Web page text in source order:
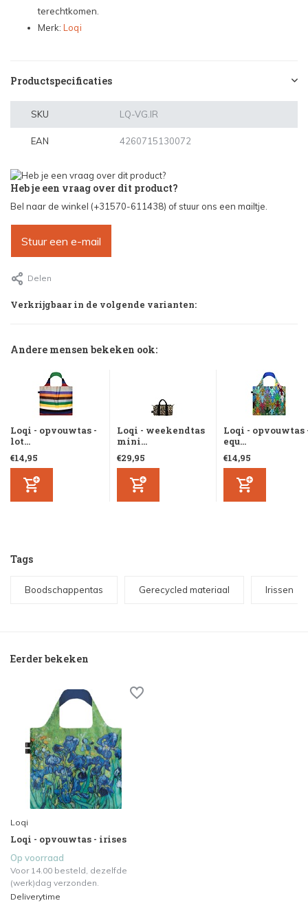
terechtkomen.
Merk: Loqi
Productspecificaties
SKU LQ-VG.IR
EAN 4260715130072
Heb je een vraag over dit product?
Bel naar de winkel (+31570-611438) of stuur ons een mailtje.
Stuur een e-mail
Delen
Verkrijgbaar in de volgende varianten:
Andere mensen bekeken ook:
Loqi - opvouwtas -
lot...
€14,95
Loqi - weekendtas
mini...
€29,95
Loqi - opvouwtas
equ...
€14,95
Tags
Boodschappentas Gerecycled materiaal Irissen
Eerder bekeken
Loqi
Loqi - opvouwtas - irises
Op voorraad
Voor 14.00 besteld, dezelfde
(werk)dag verzonden.
Deliverytime